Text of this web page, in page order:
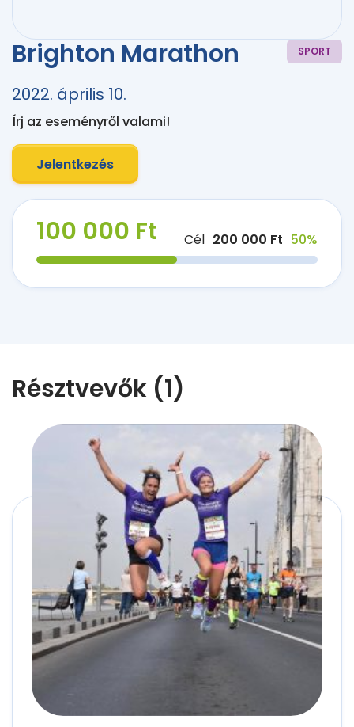
Brighton Marathon
2022. április 10.
SPORT
Írj az eseményről valami!
Jelentkezés
100 000 Ft Cél 200 000 Ft 50%
Résztvevők (1)